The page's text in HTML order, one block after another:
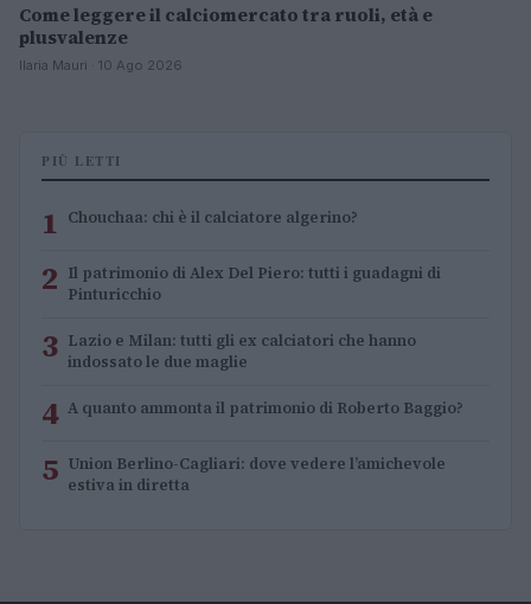
Come leggere il calciomercato tra ruoli, età e
plusvalenze
Ilaria Mauri · 10 Ago 2026
PIÙ LETTI
1 Chouchaa: chi è il calciatore algerino?
2 Il patrimonio di Alex Del Piero: tutti i guadagni di
Pinturicchio
3 Lazio e Milan: tutti gli ex calciatori che hanno
indossato le due maglie
4 A quanto ammonta il patrimonio di Roberto Baggio?
5 Union Berlino-Cagliari: dove vedere l’amichevole
estiva in diretta